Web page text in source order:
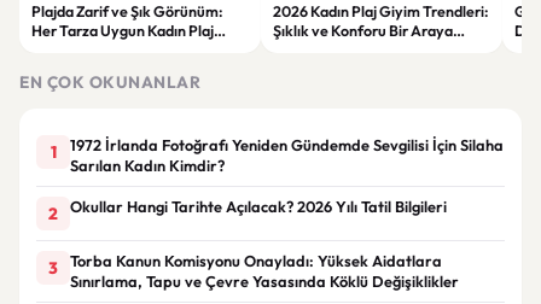
Plajda Zarif ve Şık Görünüm:
Her Tarza Uygun Kadın Plaj
2026 Kadın Plaj Giyim Trendleri:
Şıklık ve Konforu Bir Araya
EN ÇOK OKUNANLAR
1
1972 İrlanda Fotoğrafı Yeniden Gündemde Sevgilisi İçin Silaha
Sarılan Kadın Kimdir?
2 Okullar Hangi Tarihte Açılacak? 2026 Yılı Tatil Bilgileri
3
Torba Kanun Komisyonu Onayladı: Yüksek Aidatlara
Sınırlama, Tapu ve Çevre Yasasında Köklü Değişiklikler